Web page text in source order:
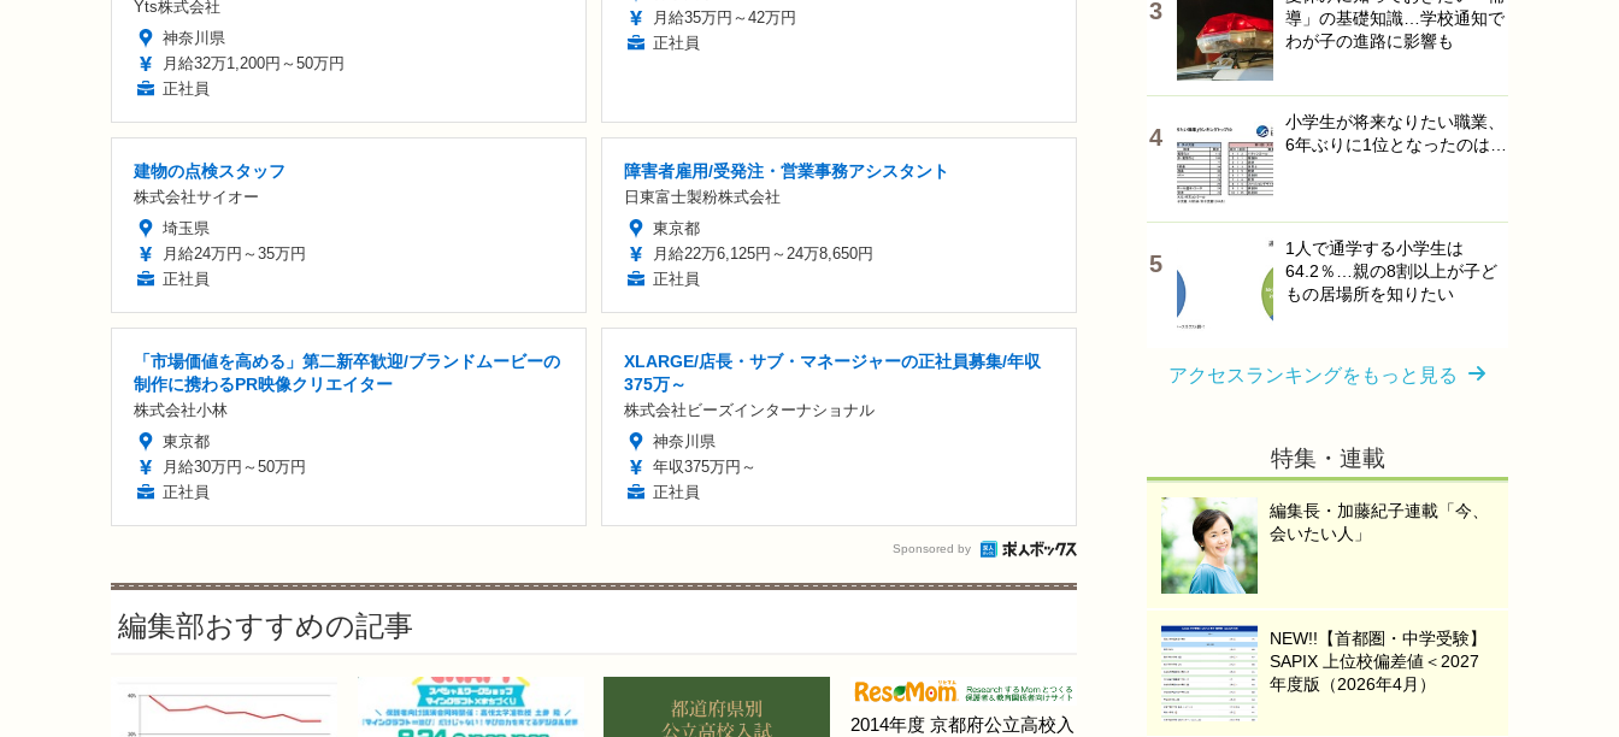
Yts株式会社
神奈川県
月給32万1,200円～50万円
正社員
月給35万円～42万円
正社員
建物の点検スタッフ
株式会社サイオー
埼玉県
月給24万円～35万円
正社員
障害者雇用/受発注・営業事務アシスタント
日東富士製粉株式会社
東京都
月給22万6,125円～24万8,650円
正社員
「市場価値を高める」第二新卒歓迎/ブランドムービーの
制作に携わるPR映像クリエイター
株式会社小林
東京都
月給30万円～50万円
正社員
XLARGE/店長・サブ・マネージャーの正社員募集/年収
375万～
株式会社ビーズインターナショナル
神奈川県
年収375万円～
正社員
Sponsored by
編集部おすすめの記事
2014年度 京都府公立高校入
導」の基礎知識…学校通知で
わが子の進路に影響も
小学生が将来なりたい職業、
6年ぶりに1位となったのは…
1人で通学する小学生は
64.2％…親の8割以上が子ど
もの居場所を知りたい
アクセスランキングをもっと見る
特集・連載
編集長・加藤紀子連載「今、
会いたい人」
NEW!!【首都圏・中学受験】
SAPIX 上位校偏差値＜2027
年度版（2026年4月）